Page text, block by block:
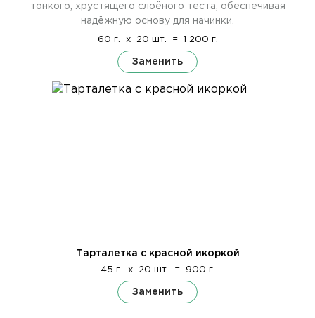
тонкого, хрустящего слоёного теста, обеспечивая
надёжную основу для начинки.
60 г. x 20 шт. = 1 200 г.
Заменить
Тарталетка с красной икоркой
45 г. x 20 шт. = 900 г.
Заменить